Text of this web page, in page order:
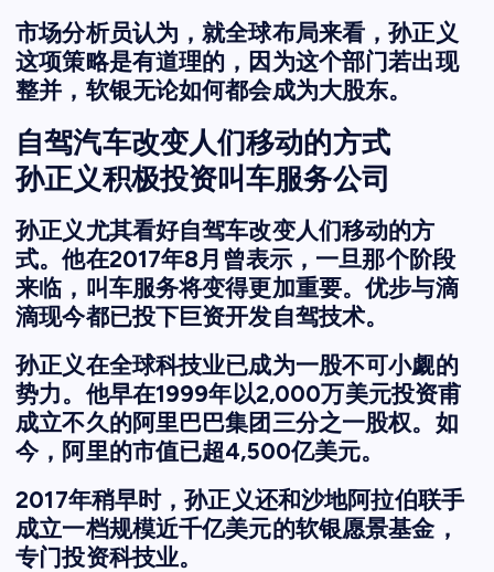
市场分析员认为，就全球布局来看，孙正义
这项策略是有道理的，因为这个部门若出现
整并，软银无论如何都会成为大股东。
自驾汽车改变人们移动的方式
孙正义积极投资叫车服务公司
孙正义尤其看好自驾车改变人们移动的方
式。他在2017年8月曾表示，一旦那个阶段
来临，叫车服务将变得更加重要。优步与滴
滴现今都已投下巨资开发自驾技术。
孙正义在全球科技业已成为一股不可小觑的
势力。他早在1999年以2,000万美元投资甫
成立不久的阿里巴巴集团三分之一股权。如
今，阿里的市值已超4,500亿美元。
2017年稍早时，孙正义还和沙地阿拉伯联手
成立一档规模近千亿美元的软银愿景基金，
专门投资科技业。